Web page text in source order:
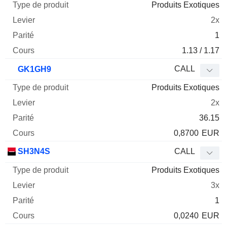
Produits Exotiques
2x
1
1.13 / 1.17
GK1GH9 CALL
Produits Exotiques
2x
36.15
0,8700 EUR
SH3N4S CALL
Produits Exotiques
3x
1
0,0240 EUR